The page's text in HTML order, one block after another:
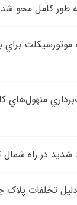
طور کامل محو شد
براي
منهول‌هاي
شديد در راه شمال